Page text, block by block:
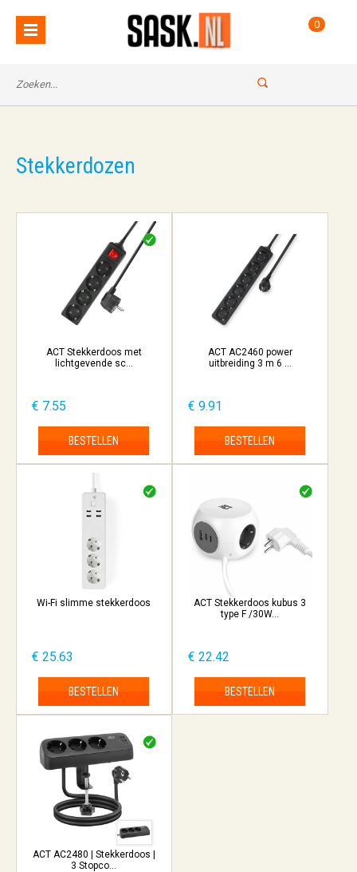
0
Stekkerdozen
ACT Stekkerdoos met
lichtgevende sc...
€ 7.55
BESTELLEN
ACT AC2460 power
uitbreiding 3 m 6 ...
€ 9.91
BESTELLEN
Wi-Fi slimme stekkerdoos
€ 25.63
BESTELLEN
ACT Stekkerdoos kubus 3
type F /30W...
€ 22.42
BESTELLEN
ACT AC2480 | Stekkerdoos |
3 Stopco...